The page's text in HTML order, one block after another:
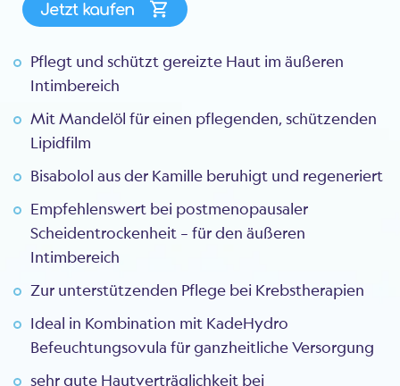
Jetzt kaufen
Pflegt und schützt gereizte Haut im äußeren
Intimbereich
Mit Mandelöl für einen pflegenden, schützenden
Lipidfilm
Bisabolol aus der Kamille beruhigt und regeneriert
Empfehlenswert bei postmenopausaler
Scheidentrockenheit – für den äußeren
Intimbereich
Zur unterstützenden Pflege bei Krebstherapien
Ideal in Kombination mit KadeHydro
Befeuchtungsovula für ganzheitliche Versorgung
sehr gute Hautverträglichkeit bei